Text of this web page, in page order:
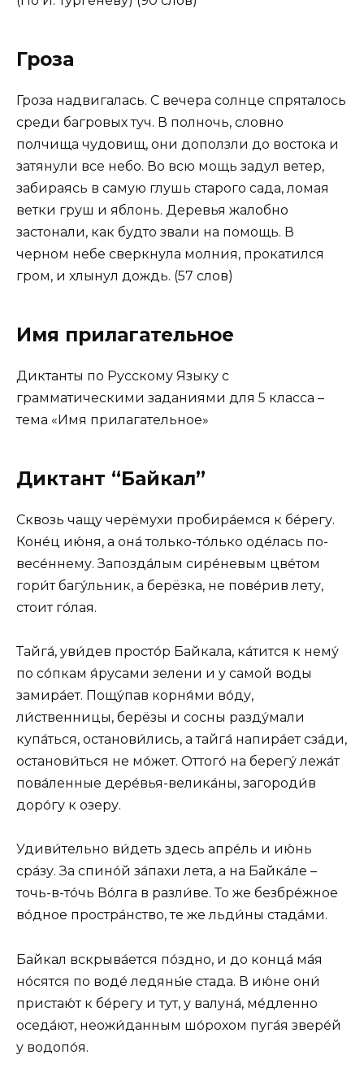
Гроза
Гроза надвигалась. С вечера солнце спряталось
среди багровых туч. В полночь, словно
полчища чудовищ, они доползли до востока и
затянули все небо. Во всю мощь задул ветер,
забираясь в самую глушь старого сада, ломая
ветки груш и яблонь. Деревья жалобно
застонали, как будто звали на помощь. В
черном небе сверкнула молния, прокатился
гром, и хлынул дождь. (57 слов)
Имя прилагательное
Диктанты по Русскому Языку с
грамматическими заданиями для 5 класса –
тема «Имя прилагательное»
Диктант “Байкал”
Сквозь чащу черёмухи пробира́емся к бе́регу.
Коне́ц ию́ня, а она́ только-то́лько оде́лась по-
весе́ннему. Запозда́лым сире́невым цве́том
гори́т багу́льник, а берёзка, не пове́рив лету,
стоит го́лая.
Тайга́, уви́дев просто́р Байкала, ка́тится к нему́
по со́пкам я́русами зелени и у самой воды
замира́ет. Пощу́пав корня́ми во́ду,
ли́ственницы, берёзы и сосны разду́мали
купа́ться, останови́лись, а тайга́ напира́ет сза́ди,
останови́ться не мо́жет. Оттого́ на берегу́ лежа́т
пова́ленные дере́вья-велика́ны, загороди́в
доро́гу к озеру.
Удиви́тельно ви́деть здесь апре́ль и ию́нь
сра́зу. За спино́й за́пахи лета, а на Байка́ле –
точь-в-то́чь Во́лга в разли́ве. То же безбре́жное
во́дное простра́нство, те же льди́ны стада́ми.
Байкал вскрыва́ется по́здно, и до конца́ ма́я
но́сятся по воде́ ледяны́е стада. В ию́не они́
пристаю́т к бе́регу и тут, у валуна́, ме́дленно
оседа́ют, неожи́данным шо́рохом пуга́я звере́й
у водопо́я.